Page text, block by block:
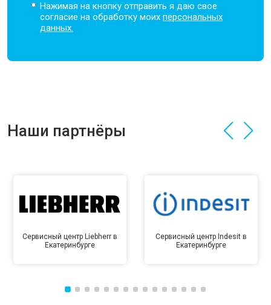
Нажимая на кнопку отправить я даю свое
согласие на обработку моихперсональных
данных.
Наши партнёры
Сервисный центр Liebherr в
Екатеринбурге
Сервисный центр Indesit в
Екатеринбурге